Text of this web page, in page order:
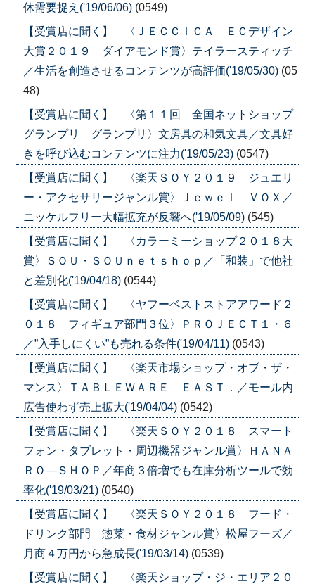
休需要捉え('19/06/06) (0549)
【受賞店に聞く】 〈ＪＥＣＣＩＣＡ ＥＣデザイン
大賞２０１９ ダイアモンド賞〉テイラースティッチ
／生活を創造させるコンテンツが高評価('19/05/30) (05
48)
【受賞店に聞く】 〈第１１回 全国ネットショップ
グランプリ グランプリ〉文房具の和気文具／文具好
きを呼び込むコンテンツに注力('19/05/23) (0547)
【受賞店に聞く】 〈楽天ＳＯＹ２０１９ ジュエリ
ー・アクセサリージャンル賞〉Ｊｅｗｅｌ ＶＯＸ／
ニッケルフリー大幅拡充が反響へ('19/05/09) (545)
【受賞店に聞く】 〈カラーミーショップ２０１８大
賞〉ＳＯＵ・ＳＯＵｎｅｔｓｈｏｐ／「和装」で他社
と差別化('19/04/18) (0544)
【受賞店に聞く】 〈ヤフーベストストアアワード２
０１８ フィギュア部門３位〉ＰＲＯＪＥＣＴ１・６
／”入手しにくい”も売れる条件('19/04/11) (0543)
【受賞店に聞く】 〈楽天市場ショップ・オブ・ザ・
マンス〉ＴＡＢＬＥＷＡＲＥ ＥＡＳＴ．／モール内
広告使わず売上拡大('19/04/04) (0542)
【受賞店に聞く】 〈楽天ＳＯＹ２０１８ スマート
フォン・タブレット・周辺機器ジャンル賞〉ＨＡＮＡ
ＲＯ―ＳＨＯＰ／年商３倍増でも在庫分析ツールで効
率化('19/03/21) (0540)
【受賞店に聞く】 〈楽天ＳＯＹ２０１８ フード・
ドリンク部門 惣菜・食材ジャンル賞〉松屋フーズ／
月商４万円から急成長('19/03/14) (0539)
【受賞店に聞く】 〈楽天ショップ・ジ・エリア２０